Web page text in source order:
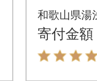
月下旬
有田み
庭用訳
和歌山県湯
寄付金額